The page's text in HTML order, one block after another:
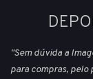
"Sem dúvida a
para compras, pelo